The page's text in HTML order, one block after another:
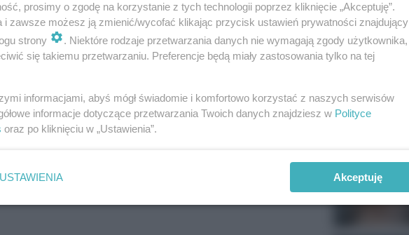
REKLAMA
potrafią się zachować i nie przestrzegają
podjąłem decyzję o wprowadzeniu tam
Mariusz Wołosz, prezydent Bytomia. - Ci
do zasad muszą liczyć się z poważnymi
prosimy o zgodę na korzystanie z tych technologii poprzez kliknięcie „Akceptuję”.
i zawsze możesz ją zmienić/wycofać klikając przycisk ustawień prywatności znajdujący
strony
. Niektóre rodzaje przetwarzania danych nie wymagają zgody użytkownika,
się takiemu przetwarzaniu. Preferencje będą miały zastosowania tylko na tej
informacjami, abyś mógł świadomie i komfortowo korzystać z naszych serwisów
informacje dotyczące przetwarzania Twoich danych znajdziesz w Polityce
oraz po kliknięciu w „Ustawienia”.
USTAWIENIA Akceptuję